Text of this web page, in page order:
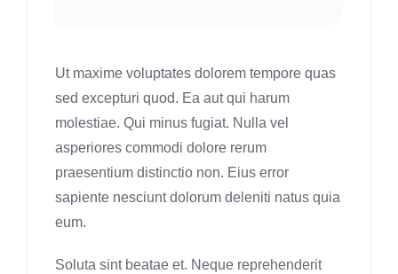
Ut maxime voluptates dolorem tempore quas
sed excepturi quod. Ea aut qui harum
molestiae. Qui minus fugiat. Nulla vel
asperiores commodi dolore rerum
praesentium distinctio non. Eius error
sapiente nesciunt dolorum deleniti natus quia
eum.
Soluta sint beatae et. Neque reprehenderit